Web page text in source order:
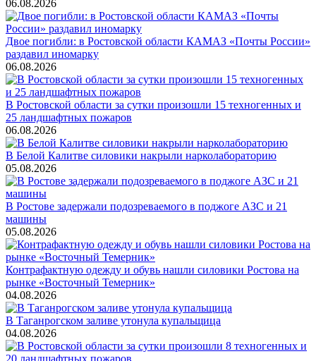
06.08.2026
Двое погибли: в Ростовской области КАМАЗ «Почты России»
раздавил иномарку
06.08.2026
В Ростовской области за сутки произошли 15 техногенных и
25 ландшафтных пожаров
06.08.2026
В Белой Калитве силовики накрыли нарколабораторию
05.08.2026
В Ростове задержали подозреваемого в поджоге АЗС и 21
машины
05.08.2026
Контрафактную одежду и обувь нашли силовики Ростова на
рынке «Восточный Темерник»
04.08.2026
В Таганрогском заливе утонула купальщица
04.08.2026